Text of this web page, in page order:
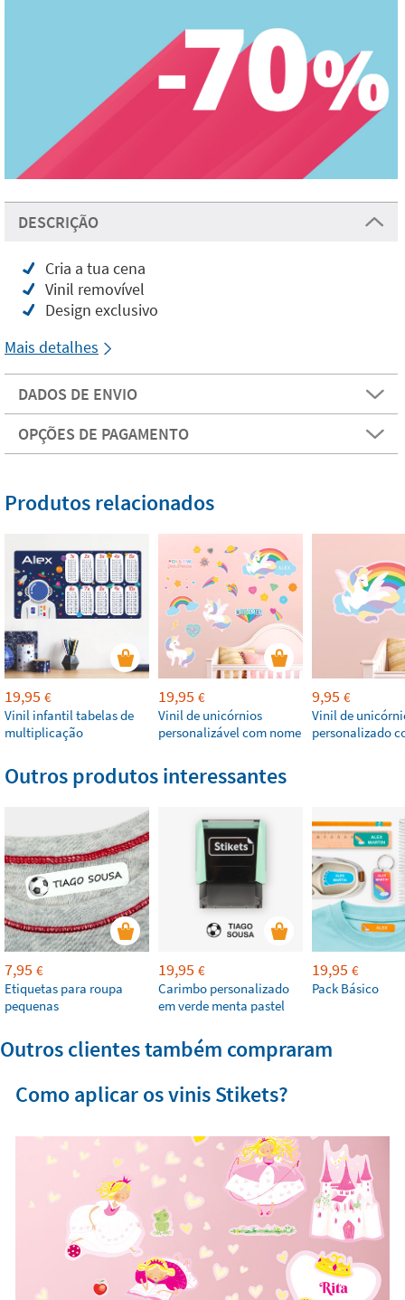
DESCRIÇÃO
Cria a tua cena
Vinil removível
Design exclusivo
Mais detalhes
DADOS DE ENVIO
OPÇÕES DE PAGAMENTO
Produtos relacionados
19,95 €
Vinil infantil tabelas de
multiplicação
19,95 €
Vinil de unicórnios
personalizável com nome
9,95 €
Vinil de
personalizado
Outros produtos interessantes
7,95 €
Etiquetas para roupa
pequenas
19,95 €
Carimbo personalizado
em verde menta pastel
19,95 €
Pack Básico
Outros clientes também compraram
Como aplicar os vinis Stikets?